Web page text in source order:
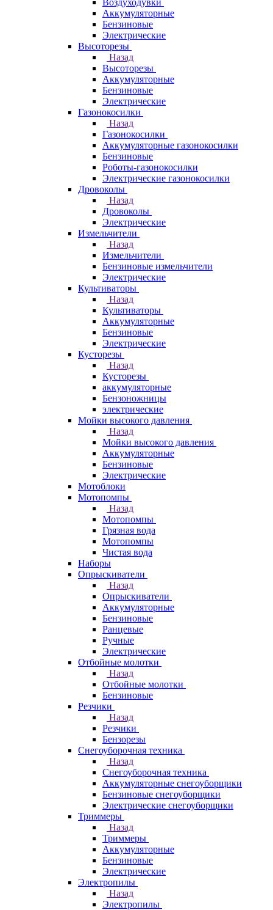
Воздуходувки
Аккумуляторные
Бензиновые
Электрические
Высоторезы
Назад
Высоторезы
Аккумуляторные
Бензиновые
Электрические
Газонокосилки
Назад
Газонокосилки
Аккумуляторные газонокосилки
Бензиновые
Роботы-газонокосилки
Электрические газонокосилки
Дровоколы
Назад
Дровоколы
Электрические
Измельчители
Назад
Измельчители
Бензиновые измельчители
Электрические
Культиваторы
Назад
Культиваторы
Аккумуляторные
Бензиновые
Электрические
Кусторезы
Назад
Кусторезы
аккумуляторные
Бензоножницы
электрические
Мойки высокого давления
Назад
Мойки высокого давления
Аккумуляторные
Бензиновые
Электрические
Мотоблоки
Мотопомпы
Назад
Мотопомпы
Грязная вода
Мотопомпы
Чистая вода
Наборы
Опрыскиватели
Назад
Опрыскиватели
Аккумуляторные
Бензиновые
Ранцевые
Ручные
Электрические
Отбойные молотки
Назад
Отбойные молотки
Бензиновые
Резчики
Назад
Резчики
Бензорезы
Снегоуборочная техника
Назад
Снегоуборочная техника
Аккумуляторные снегоуборщики
Бензиновые снегоуборщики
Электрические снегоуборщики
Триммеры
Назад
Триммеры
Аккумуляторные
Бензиновые
Электрические
Электропилы
Назад
Электропилы